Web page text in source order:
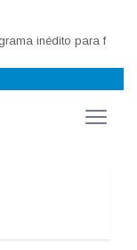
inédito para